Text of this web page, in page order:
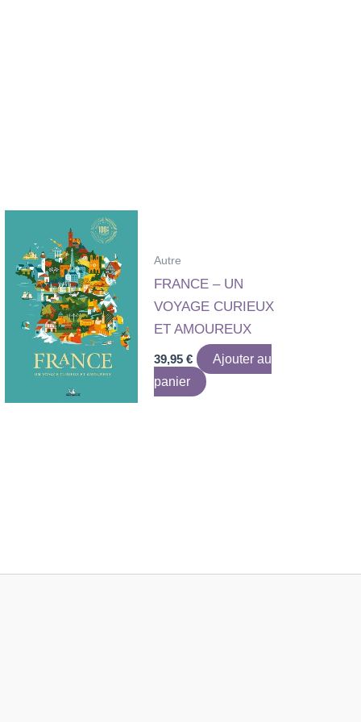
Autre
FRANCE – UN
VOYAGE CURIEUX
ET AMOUREUX
39,95€
Ajouter au
panier